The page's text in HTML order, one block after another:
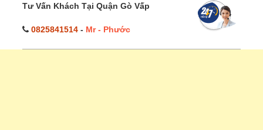
Tư Vấn Khách Tại Quận Gò Vấp
0825841514 - Mr - Phước